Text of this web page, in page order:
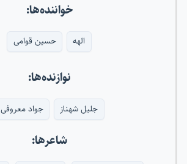
خواننده‌ها:
الهه حسین قوامی
نوازنده‌ها:
جلیل شهناز جواد معروفی
شاعرها: